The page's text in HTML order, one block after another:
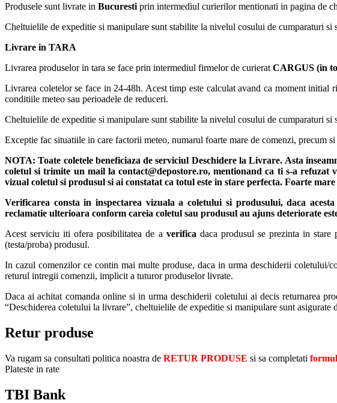
Produsele sunt livrate in Bucuresti prin intermediul curierilor mentionati in pagina de
Cheltuielile de expeditie si manipulare sunt stabilite la nivelul cosului de cumparaturi
Livrare in TARA
Livrarea produselor in tara se face prin intermediul firmelor de curierat CARGUS (in
Livrarea coletelor se face in 24-48h. Acest timp este calculat avand ca moment
conditiile meteo sau perioadele de reduceri.
Cheltuielile de expeditie si manipulare sunt stabilite la nivelul cosului de cumparaturi
Exceptie fac situatiile in care factorii meteo, numarul foarte mare de comenzi, precum
NOTA:Toate coletele beneficiaza de serviciul Deschidere la Livrare. Asta
coletul si trimite un mail la contact@depostore.ro, mentionand ca ti s-a refuzat
vizual coletul si produsul si ai constatat ca totul este in stare perfecta. Foarte
Verificarea consta in inspectarea vizuala a coletului si produsului, daca
reclamatie ulterioara conform careia coletul sau produsul au ajuns deteriorate
Acest serviciu iti ofera posibilitatea de a verifica daca produsul se prezinta in
(testa/proba) produsul.
In cazul comenzilor ce contin mai multe produse, daca in urma deschiderii coletului/
returul intregii comenzii, implicit a tuturor produselor livrate.
Daca ai achitat comanda online si in urma deschiderii coletului ai decis returnarea
“Deschiderea coletului la livrare”, cheltuielile de expeditie si manipulare sunt asigurate
Retur produse
Va rugam sa consultati politica noastra de RETUR PRODUSE si sa completati
Plateste in rate
TBI Bank